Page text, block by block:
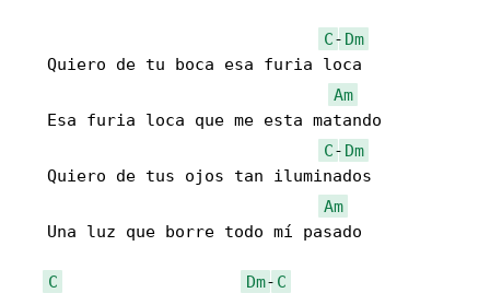
C- Dm
   Quiero de tu boca esa furia loca
Am
   Esa furia loca que me esta matando
C- Dm
   Quiero de tus ojos tan iluminados
Am
   Una luz que borre todo mí pasado
C Dm- C